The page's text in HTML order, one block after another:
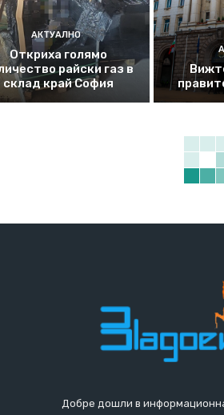
АКТУАЛНО
Откриха голямо
райски газ в
склад край София
Добре дошли в